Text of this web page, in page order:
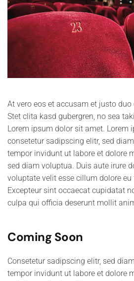
At vero eos et accusam et justo duo
Stet clita kasd gubergren, no sea
Lorem ipsum dolor sit amet. Lorem
consetetur sadipscing elitr, sed
tempor invidunt ut labore et dolore
sed diam voluptua. Duis aute irure
voluptate velit esse cillum dolore
Excepteur sint occaecat cupidatat
culpa qui officia deserunt mollit
Coming Soon
Consetetur sadipscing elitr, sed
tempor invidunt ut labore et dolore